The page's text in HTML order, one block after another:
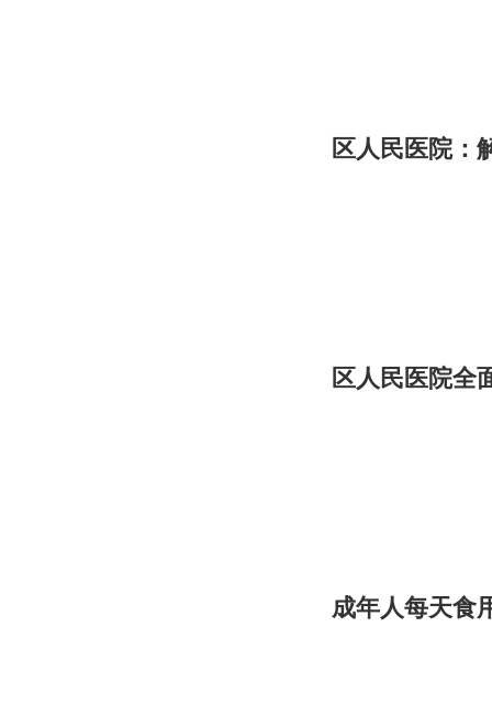
区人民医院：
区人民医院全
成年人每天食